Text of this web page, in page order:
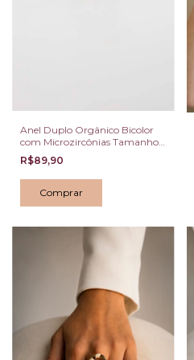
Anel Duplo Orgânico Bicolor
com Microzircônias Tamanho
Único
R$89,90
Comprar